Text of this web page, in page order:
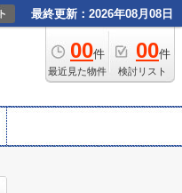
最終更新：2026年08月08日
00件
最近見た物件
00件
検討リスト